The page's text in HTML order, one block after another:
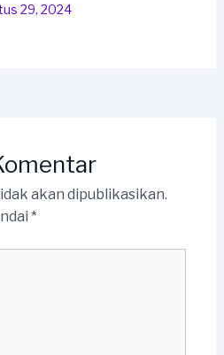
29, 2024
akan dipublikasikan.
*